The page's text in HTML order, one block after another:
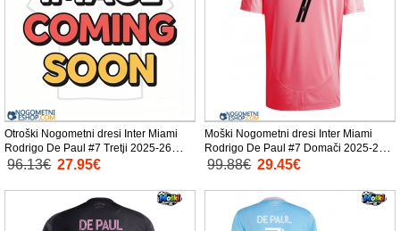
Otroški Nogometni dresi Inter Miami
Rodrigo De Paul #7 Tretji 2025-26
Kratek Rokav (+ Kratke hlače)
96.13€ 27.95€
Moški Nogometni dresi Inter Miami
Rodrigo De Paul #7 Domači 2025-26
Kratek Rokav
99.88€ 29.45€